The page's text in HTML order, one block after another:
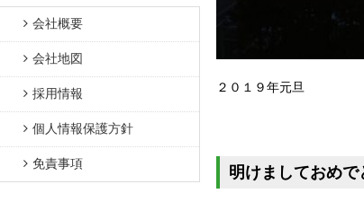
２０１９年元旦
明けましておめ
会社概要
会社地図
採用情報
個人情報保護方針
免責事項